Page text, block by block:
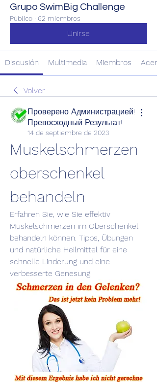
Grupo SwimBig Challenge
Público · 62 miembros
Unirse
Discusión Multimedia Miembros
Volver
Проверено Администрацией!
Превосходный Результат!
14 de septiembre de 2023
Muskelschmerzen
oberschenkel
behandeln
Erfahren Sie, wie Sie effektiv
Muskelschmerzen im Oberschenkel
behandeln können. Tipps, Übungen
und natürliche Heilmittel für eine
schnelle Linderung und eine
verbesserte Genesung.